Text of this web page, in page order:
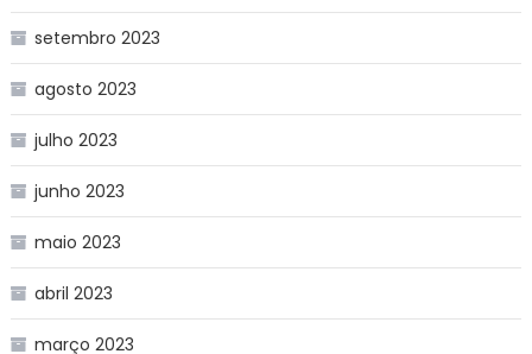
setembro 2023
agosto 2023
julho 2023
junho 2023
maio 2023
abril 2023
março 2023